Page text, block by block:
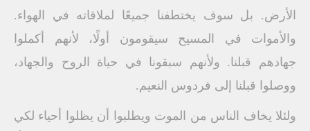
الأرض. بل سوف يختطفنا جميعًا لملاقاته في الهواء.
والأموات في المسيح سيقومون أولًا، لأنهم أكملوا
جهادهم قبلنا. ولأنهم سبقونا في حياة الروح والجهاد،
ووصلوا قبلنا إلى فردوس النعيم.
ولئلا يخاف الناس من الموت ويطلبوا أن يظلوا أحياء لكي